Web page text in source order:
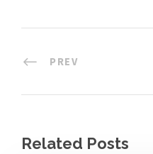
PREV
Related Posts